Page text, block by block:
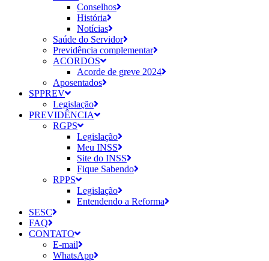
Conselhos
História
Notícias
Saúde do Servidor
Previdência complementar
ACORDOS
Acorde de greve 2024
Aposentados
SPPREV
Legislação
PREVIDÊNCIA
RGPS
Legislação
Meu INSS
Site do INSS
Fique Sabendo
RPPS
Legislação
Entendendo a Reforma
SESC
FAQ
CONTATO
E-mail
WhatsApp